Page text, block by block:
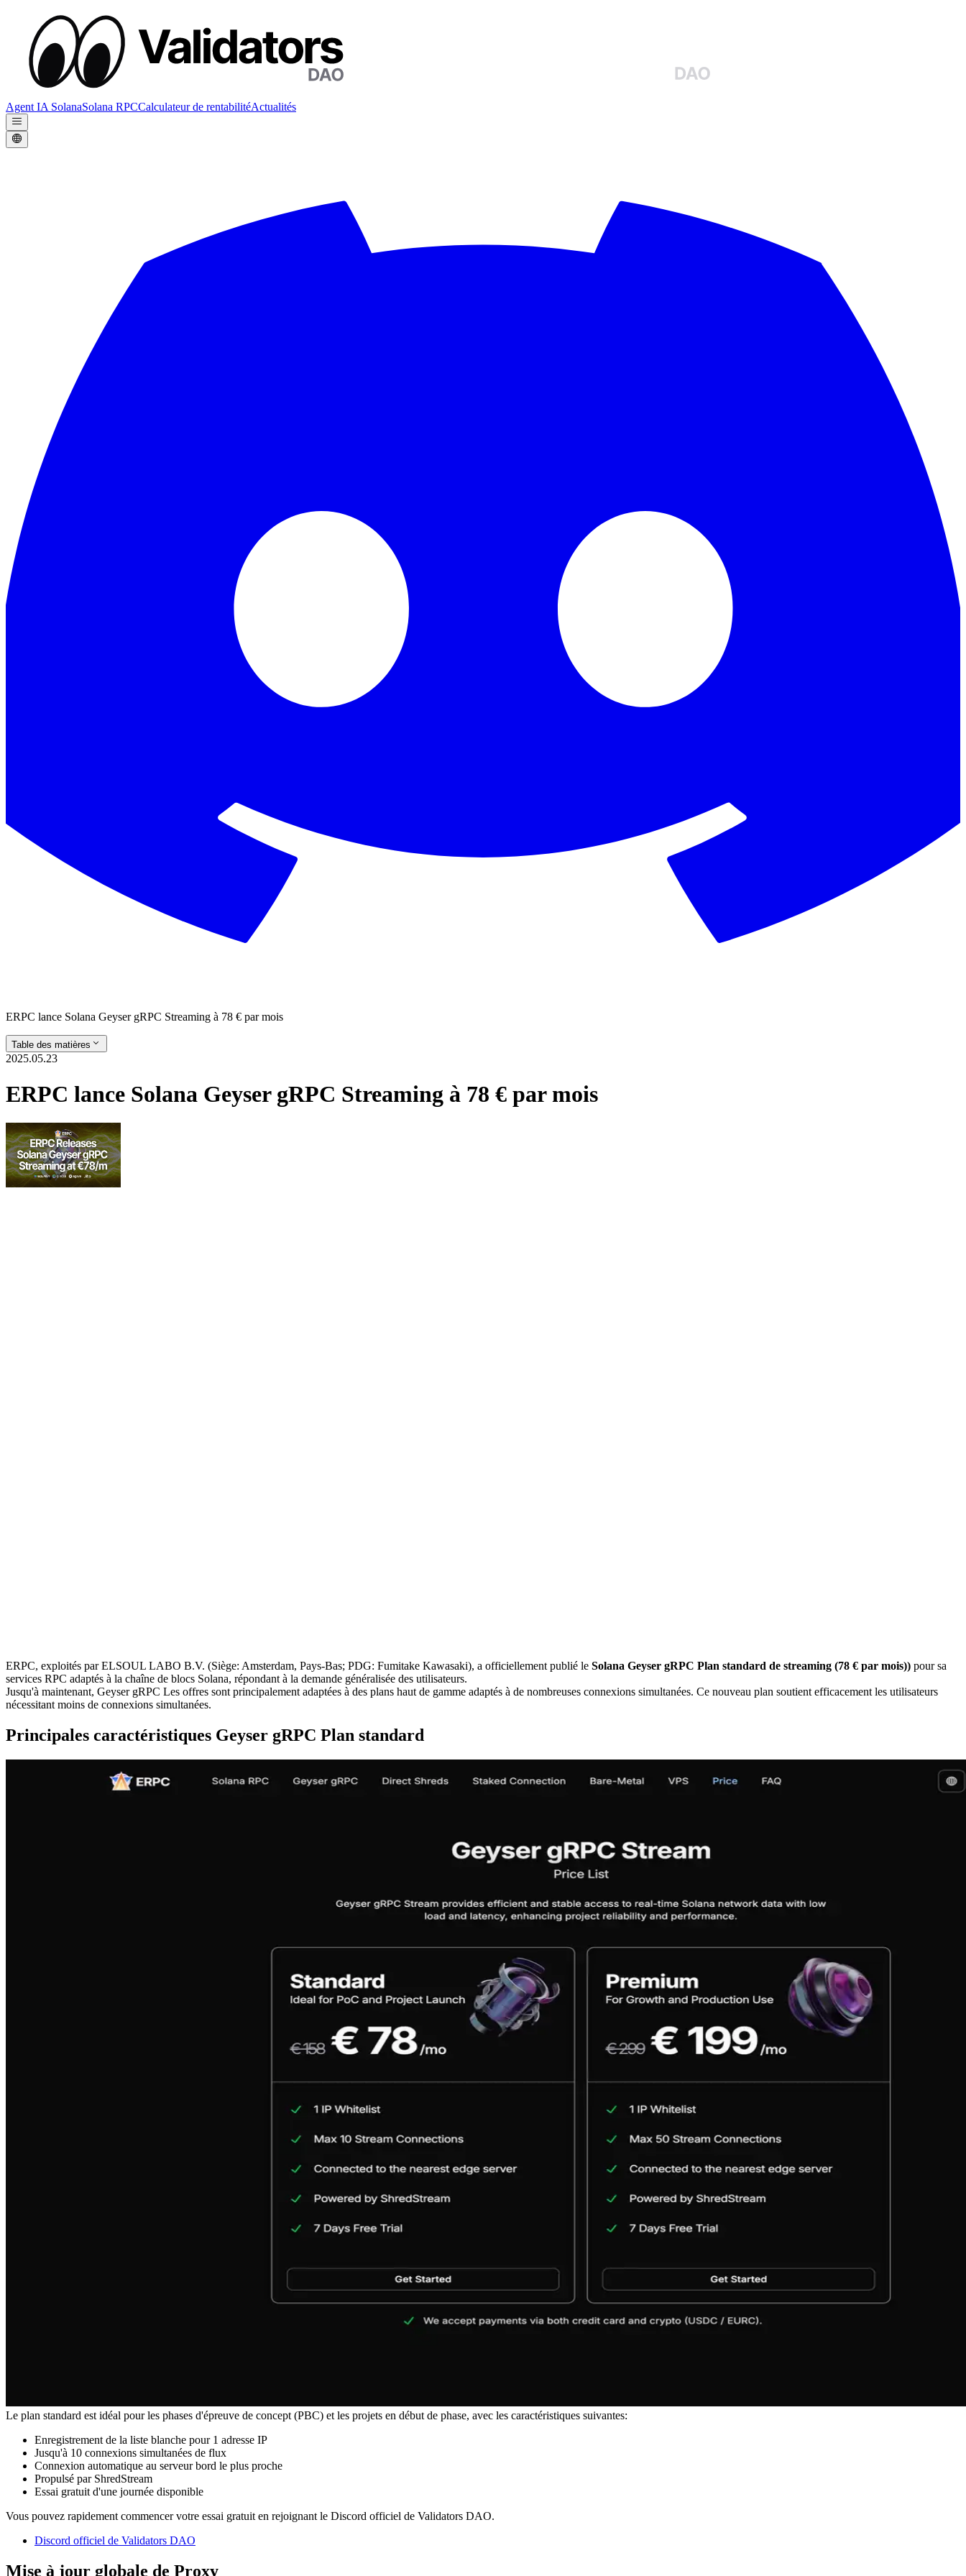
Agent IA SolanaSolana RPCCalculateur de rentabilitéActualités
ERPC lance Solana Geyser gRPC Streaming à 78 € par mois
Table des matières
2025.05.23
ERPC lance Solana Geyser gRPC Streaming à 78 € par mois
ERPC, exploités par ELSOUL LABO B.V. (Siège: Amsterdam, Pays-Bas; PDG: Fumitake Kawasaki), a officiellement publié le Solana Geyser gRPC Plan standard de streaming (78 € par mois)) pour sa
services RPC adaptés à la chaîne de blocs Solana, répondant à la demande généralisée des utilisateurs.
Jusqu'à maintenant, Geyser gRPC Les offres sont principalement adaptées à des plans haut de gamme adaptés à de nombreuses connexions simultanées. Ce nouveau plan soutient efficacement les utilisateurs
nécessitant moins de connexions simultanées.
Principales caractéristiques Geyser gRPC Plan standard
Le plan standard est idéal pour les phases d'épreuve de concept (PBC) et les projets en début de phase, avec les caractéristiques suivantes:
Enregistrement de la liste blanche pour 1 adresse IP
Jusqu'à 10 connexions simultanées de flux
Connexion automatique au serveur bord le plus proche
Propulsé par ShredStream
Essai gratuit d'une journée disponible
Vous pouvez rapidement commencer votre essai gratuit en rejoignant le Discord officiel de Validators DAO.
Discord officiel de Validators DAO
Mise à jour globale de Proxy